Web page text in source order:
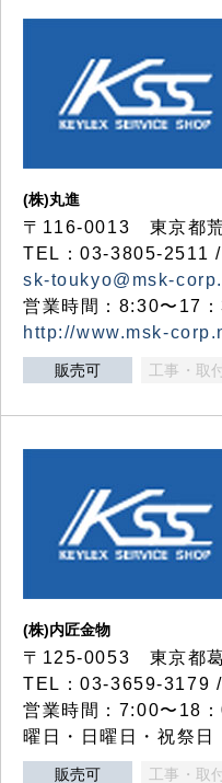
(株)丸進
〒116-0013 東京都
TEL：03-3805-2511
sk-toukyo@msk-
営業時間：8:30〜17
http://www.msk-
販売可 工事・取
(株)内匠金物
〒125-0053 東京都
TEL：03-3659-3179
営業時間：7:00〜18
曜日・日曜日・祝祭日
販売可 工事・取